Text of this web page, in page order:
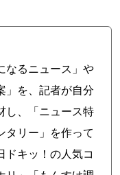
なるニュース」や
」を、記者が自分
し、「ニュース特
タリー」を作って
ドキッ！の人気コ